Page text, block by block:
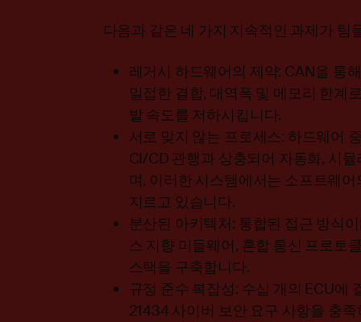
다음과 같은 네 가지 지속적인 과제가 팀
레거시 하드웨어의 제약: CAN을 통
밀접한 결합, 대역폭 및 메모리 한계
발 속도를 저하시킵니다.
서로 맞지 않는 프로세스: 하드웨어
CI/CD 관행과 상충되어 자동화, 시
며, 이러한 시스템에서는 소프트웨
지르고 있습니다.
분산된 아키텍처: 통합된 접근 방식
스 지향 미들웨어, 혼합 통신 프로토
스택을 구축합니다.
규정 준수 복잡성: 수십 개의 ECU에
21434 사이버 보안 요구 사항을 충